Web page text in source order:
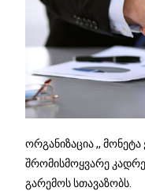
ორგანიზაცია ,, მონეტა
შრომისმოყვარე
გარემოს სთავაზობს.